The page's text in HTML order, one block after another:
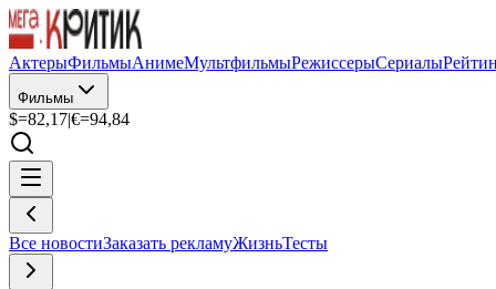
АктерыФильмыАнимеМультфильмыРежиссерыСериалы
Фильмы
$=82,17|€=94,84
Все новостиЗаказать рекламуЖизньТесты